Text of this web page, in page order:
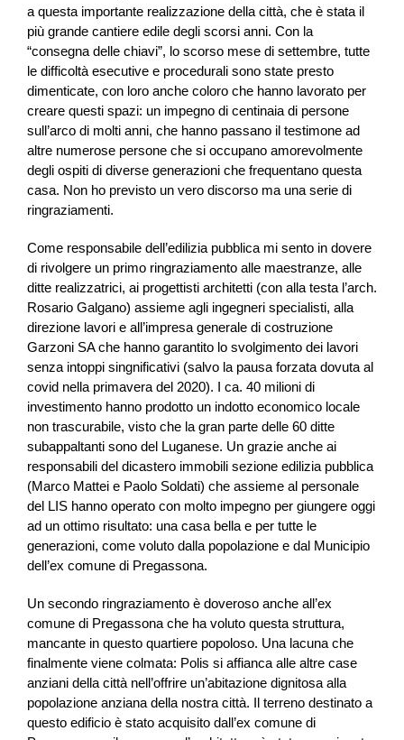
a questa importante realizzazione della città, che è stata il
più grande cantiere edile degli scorsi anni. Con la
“consegna delle chiavi”, lo scorso mese di settembre, tutte
le difficoltà esecutive e procedurali sono state presto
dimenticate, con loro anche coloro che hanno lavorato per
creare questi spazi: un impegno di centinaia di persone
sull’arco di molti anni, che hanno passano il testimone ad
altre numerose persone che si occupano amorevolmente
degli ospiti di diverse generazioni che frequentano questa
casa. Non ho previsto un vero discorso ma una serie di
ringraziamenti.
Come responsabile dell’edilizia pubblica mi sento in dovere
di rivolgere un primo ringraziamento alle maestranze, alle
ditte realizzatrici, ai progettisti architetti (con alla testa l’arch.
Rosario Galgano) assieme agli ingegneri specialisti, alla
direzione lavori e all’impresa generale di costruzione
Garzoni SA che hanno garantito lo svolgimento dei lavori
senza intoppi singnificativi (salvo la pausa forzata dovuta al
covid nella primavera del 2020). I ca. 40 milioni di
investimento hanno prodotto un indotto economico locale
non trascurabile, visto che la gran parte delle 60 ditte
subappaltanti sono del Luganese. Un grazie anche ai
responsabili del dicastero immobili sezione edilizia pubblica
(Marco Mattei e Paolo Soldati) che assieme al personale
del LIS hanno operato con molto impegno per giungere oggi
ad un ottimo risultato: una casa bella e per tutte le
generazioni, come voluto dalla popolazione e dal Municipio
dell’ex comune di Pregassona.
Un secondo ringraziamento è doveroso anche all’ex
comune di Pregassona che ha voluto questa struttura,
mancante in questo quartiere popoloso. Una lacuna che
finalmente viene colmata: Polis si affianca alle altre case
anziani della città nell’offrire un’abitazione dignitosa alla
popolazione anziana della nostra città. Il terreno destinato a
questo edificio è stato acquisito dall’ex comune di